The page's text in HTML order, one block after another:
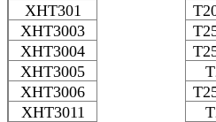
XHT301
XHT3003
XHT3004
XHT3005
XHT3006
XHT3011